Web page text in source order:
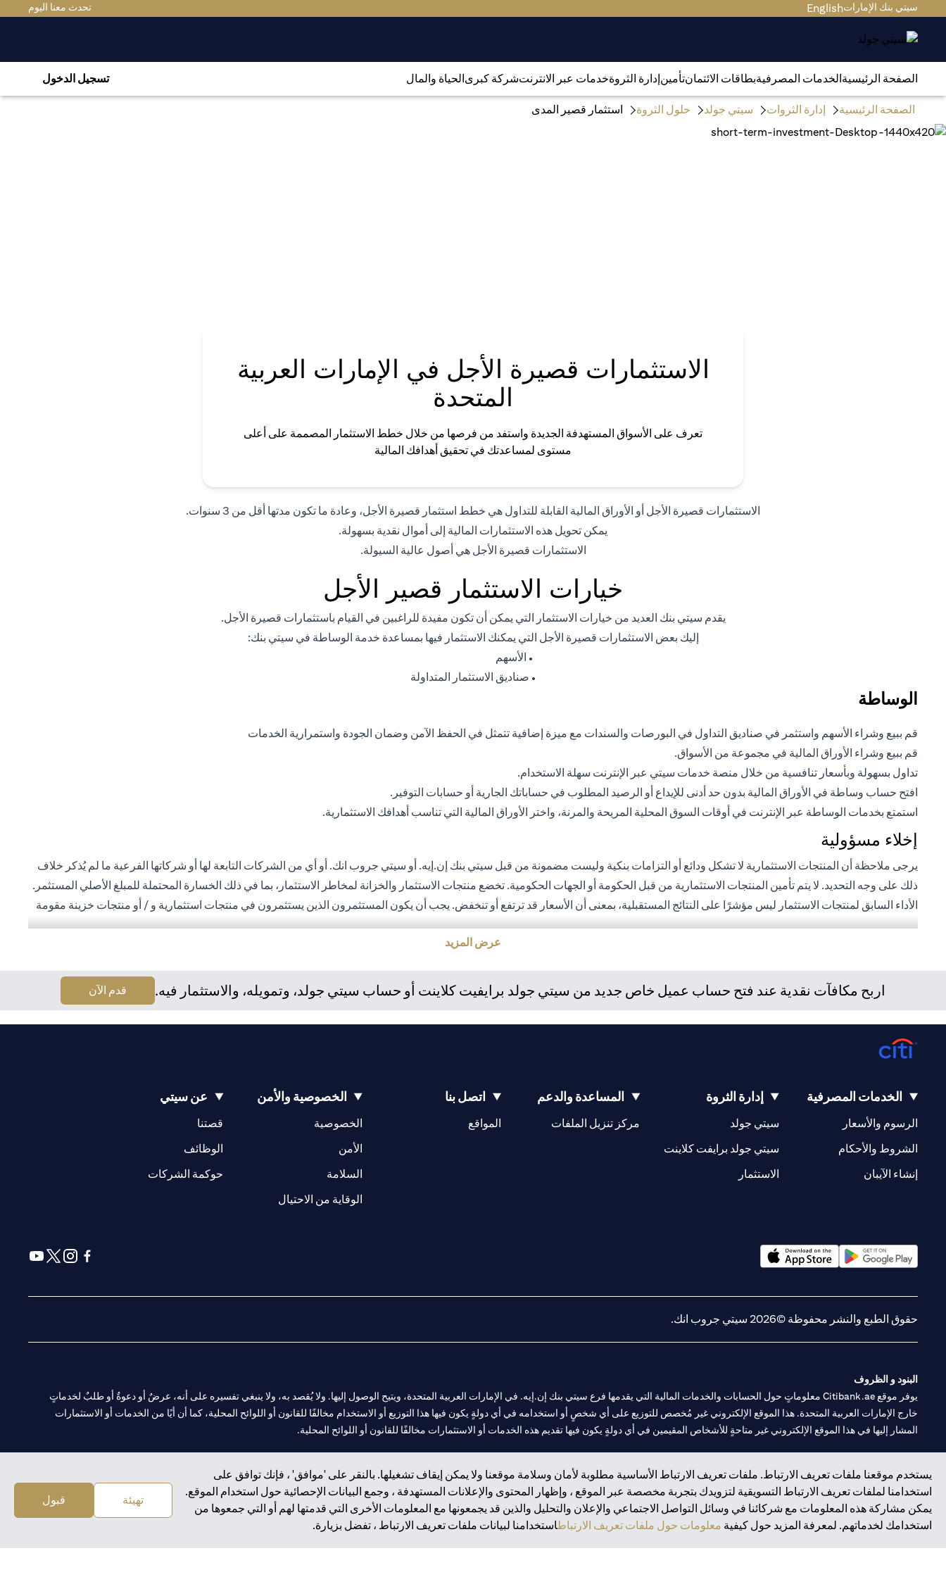
سيتي بنك الإماراتEnglish تحدث معنا اليوم
الصفحة الرئيسيةالخدمات المصرفيةبطاقات الائتمانتأمينإدارة الثروةخدمات عبر الانترنتشركة كبرىالحياة والمال تسجيل الدخول
الصفحة الرئيسية إدارة الثروات سيتي جولد حلول الثروة استثمار قصير المدى
الاستثمارات قصيرة الأجل في الإمارات العربية
المتحدة
تعرف على الأسواق المستهدفة الجديدة واستفد من فرصها من خلال خطط الاستثمار المصممة على أعلى
مستوى لمساعدتك في تحقيق أهدافك المالية
الاستثمارات قصيرة الأجل أو الأوراق المالية القابلة للتداول هي خطط استثمار قصيرة الأجل، وعادة ما تكون مدتها أقل من 3 سنوات.
يمكن تحويل هذه الاستثمارات المالية إلى أموال نقدية بسهولة.
الاستثمارات قصيرة الأجل هي أصول عالية السيولة.
خيارات الاستثمار قصير الأجل
يقدم سيتي بنك العديد من خيارات الاستثمار التي يمكن أن تكون مفيدة للراغبين في القيام باستثمارات قصيرة الأجل.
إليك بعض الاستثمارات قصيرة الأجل التي يمكنك الاستثمار فيها بمساعدة خدمة الوساطة في سيتي بنك:
● الأسهم
● صناديق الاستثمار المتداولة
الوساطة
قم ببيع وشراء الأسهم واستثمر في صناديق التداول في البورصات والسندات مع ميزة إضافية تتمثل في الحفظ الآمن وضمان الجودة واستمرارية الخدمات
قم ببيع وشراء الأوراق المالية في مجموعة من الأسواق.
تداول بسهولة وبأسعار تنافسية من خلال منصة خدمات سيتي عبر الإنترنت سهلة الاستخدام.
افتح حساب وساطة في الأوراق المالية بدون حد أدنى للإيداع أو الرصيد المطلوب في حساباتك الجارية أو حسابات التوفير.
استمتع بخدمات الوساطة عبر الإنترنت في أوقات السوق المحلية المريحة والمرنة، واختر الأوراق المالية التي تناسب أهدافك الاستثمارية.
إخلاء مسؤولية
يرجى ملاحظة أن المنتجات الاستثمارية لا تشكل ودائع أو التزامات بنكية وليست مضمونة من قبل سيتي بنك إن.إيه. أو سيتي جروب انك. أو أي من الشركات التابعة لها أو شركاتها الفرعية ما لم يُذكر خلاف
ذلك على وجه التحديد. لا يتم تأمين المنتجات الاستثمارية من قبل الحكومة أو الجهات الحكومية. تخضع منتجات الاستثمار والخزانة لمخاطر الاستثمار، بما في ذلك الخسارة المحتملة للمبلغ الأصلي المستثمر.
الأداء السابق لمنتجات الاستثمار ليس مؤشرًا على النتائج المستقبلية، بمعنى أن الأسعار قد ترتفع أو تنخفض. يجب أن يكون المستثمرون الذين يستثمرون في منتجات استثمارية و / أو منتجات خزينة مقومة
للأشخاص الأمريكيين. تخضع جميع الطلبات المتعلقة بمنتجات الاستثمار والخزينة لشروط وأحكام منتجات الاستثمار والخزينة الفردية. يدرك العميل أنه يقع على عاتقه السعي للحصول على مشورة قانونية و
بتعاملاته الاستثمارية نتيجة هذا التغيير، والامتثال لجميع القوانين واللوائح المعمول بها عند دخولها حيز التنفيذ. يدرك العميل أن سيتي بنك لا يقدم مشورة قانونية و/أو ضريبية وليس مسؤولاً عن تقديم المشورة
للعميل بشأن القوانين المطبقة على معاملاته. لا يوفر سيتي بنك الإمارات مراقبة مستمرة لممتلكات العملاء الحاليين.
عرض المزيد
اربح مكافآت نقدية عند فتح حساب عميل خاص جديد من سيتي جولد برايفيت كلاينت أو حساب سيتي جولد، وتمويله، والاستثمار فيه. قدم الآن
يستخدم موقعنا ملفات تعريف الارتباط. ملفات تعريف الارتباط الأساسية مطلوبة لأمان وسلامة موقعنا ولا يمكن إيقاف تشغيلها. بالنقر على 'موافق' ، فإنك توافق على
استخدامنا لملفات تعريف الارتباط التسويقية لتزويدك بتجربة مخصصة عبر الموقع ، وإظهار المحتوى والإعلانات المستهدفة ، وجمع البيانات الإحصائية حول استخدام الموقع.
يمكن مشاركة هذه المعلومات مع شركائنا في وسائل التواصل الاجتماعي والإعلان والتحليل والذين قد يجمعونها مع المعلومات الأخرى التي قدمتها لهم أو التي جمعوها من
استخدامك لخدماتهم. لمعرفة المزيد حول كيفية معلومات حول ملفات تعريف الارتباطاستخدامنا لبيانات ملفات تعريف الارتباط ، تفضل بزيارة.
تهيئة قبول
الخدمات المصرفية
الرسوم والأسعار
الشروط والأحكام
إنشاء الآيبان
إدارة الثروة
سيتي جولد
سيتي جولد برايفت كلاينت
الاستثمار
المساعدة والدعم
مركز تنزيل الملفات
اتصل بنا
المواقع
(opens in a new tab)
الخصوصية والأمن
الخصوصية
الأمن
السلامة
الوقاية من الاحتيال
عن سيتي
قصتنا
(opens in a new tab)
الوظائف
(opens in a new tab)
حوكمة الشركات
(opens in a new tab)
حقوق الطبع والنشر محفوظة ©2026 سيتي جروب انك.
البنود و الظروف
يوفر موقع Citibank.ae معلوماتٍ حول الحسابات والخدمات المالية التي يقدمها فرع سيتي بنك إن.إيه. في الإمارات العربية المتحدة، ويتيح الوصول إليها. ولا يُقصد به، ولا ينبغي تفسيره على أنه، عرضٌ أو دعوةٌ أو طلبٌ لخدماتٍ
خارج الإمارات العربية المتحدة. هذا الموقع الإلكتروني غير مُخصص للتوزيع على أي شخصٍ أو استخدامه في أي دولةٍ يكون فيها هذا التوزيع أو الاستخدام مخالفًا للقانون أو اللوائح المحلية، كما أن أيًا من الخدمات أو الاستثمارات
المشار إليها في هذا الموقع الإلكتروني غير متاحةٍ للأشخاص المقيمين في أي دولةٍ يكون فيها تقديم هذه الخدمات أو الاستثمارات مخالفًا للقانون أو اللوائح المحلية.
سيتي بنك إن. إيه. الإمارات مسجل لدى مصرف الإمارات المركزي تحت أرقام التراخيص 202563 لفرع الوصل في دبي، 531989 لفرع مول الإمارات في دبي، و CN-1002019لفرع أبوظبي. هاتف: 4000 311 04.
فرع سيتي بنك إن إيه - الإمارات العربية المتحدة مرخص من مصرف الإمارات العربية المتحدة المركزي كفرع لبنك أجنبي.
وسيط تداول في الأسواق الدولية بموجب ترخيص رقم 20200000198 ج) إدارة المحافظ بموجب ترخيص رقم 20200000240 د) الحفظ بموجب ترخيص رقم 602003.